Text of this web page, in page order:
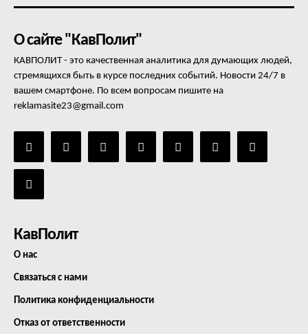
О сайте "КавПолит"
КАВПОЛИТ - это качественная аналитика для думающих людей,
стремящихся быть в курсе последних событий. Новости 24/7 в
вашем смартфоне. По всем вопросам пишите на
reklamasite23@gmail.com
КавПолит
О нас
Связаться с нами
Политика конфиденциальности
Отказ от ответственности